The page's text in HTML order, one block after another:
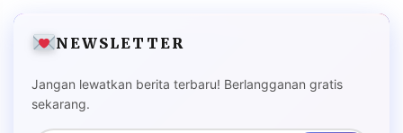
NEWSLETTER
Jangan lewatkan berita terbaru! Berlangganan gratis
sekarang.